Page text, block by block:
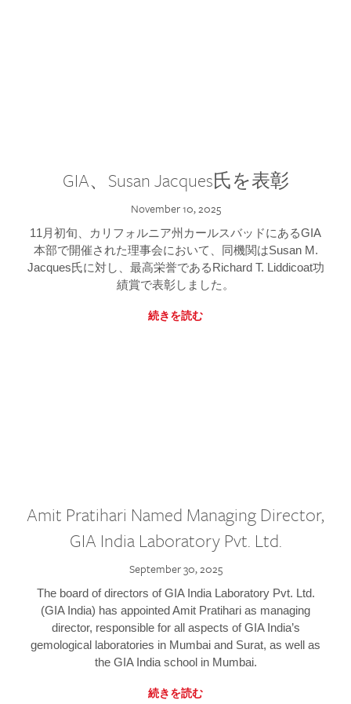
GIA、Susan Jacques氏を表彰
November 10, 2025
11月初旬、カリフォルニア州カールスバッドにあるGIA
本部で開催された理事会において、同機関はSusan M.
Jacques氏に対し、最高栄誉であるRichard T. Liddicoat功
績賞で表彰しました。
続きを読む
Amit Pratihari Named Managing Director,
GIA India Laboratory Pvt. Ltd.
September 30, 2025
The board of directors of GIA India Laboratory Pvt. Ltd.
(GIA India) has appointed Amit Pratihari as managing
director, responsible for all aspects of GIA India’s
gemological laboratories in Mumbai and Surat, as well as
the GIA India school in Mumbai.
続きを読む